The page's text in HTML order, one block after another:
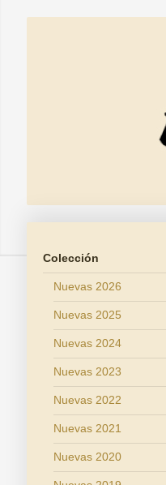
Colección
Nuevas 2026
Nuevas 2025
Nuevas 2024
Nuevas 2023
Nuevas 2022
Nuevas 2021
Nuevas 2020